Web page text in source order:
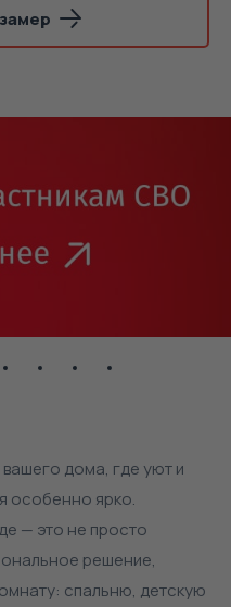
дома, где уют и
особенно ярко.
— это не просто
решение,
спальню, детскую